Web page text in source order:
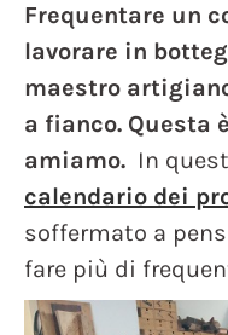
Frequentare un
lavorare in
maestro
a fianco. Questa
amiamo. In
calendario dei
soffermato a
fare più di